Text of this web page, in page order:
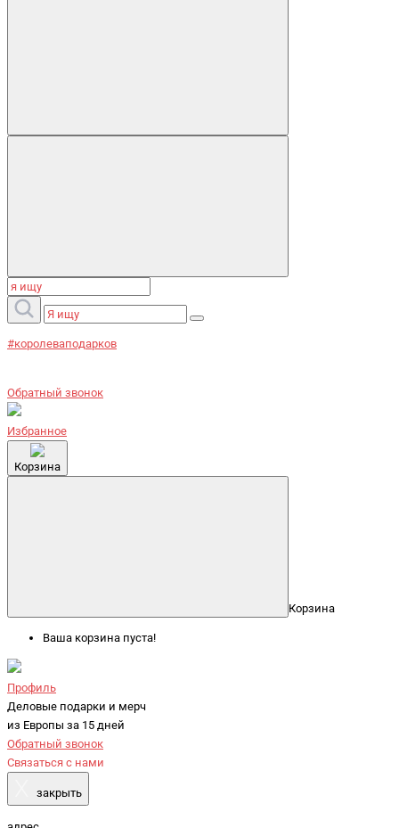
#королеваподарков
Обратный звонок
Избранное
Корзина
Корзина
Ваша корзина пуста!
Профиль
Деловые подарки и мерч
из Европы за 15 дней
Обратный звонок
Связаться с нами
закрыть